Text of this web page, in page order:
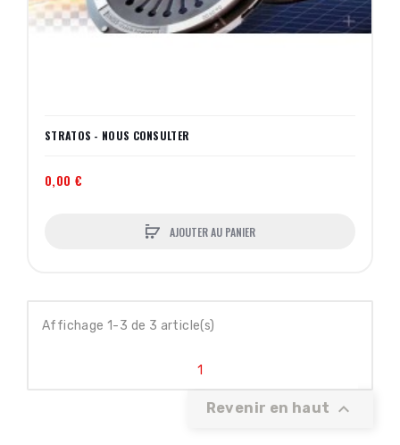
STRATOS - NOUS CONSULTER
0,00 €
AJOUTER AU PANIER
Affichage 1-3 de 3 article(s)
1
Revenir en haut 